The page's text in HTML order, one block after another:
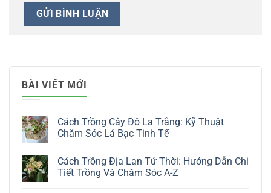
BÀI VIẾT MỚI
Cách Trồng Cây Đô La Trắng: Kỹ Thuật
Chăm Sóc Lá Bạc Tinh Tế
bình
luận
Cách Trồng Địa Lan Tứ Thời: Hướng Dẫn Chi
Tiết Trồng Và Chăm Sóc A-Z